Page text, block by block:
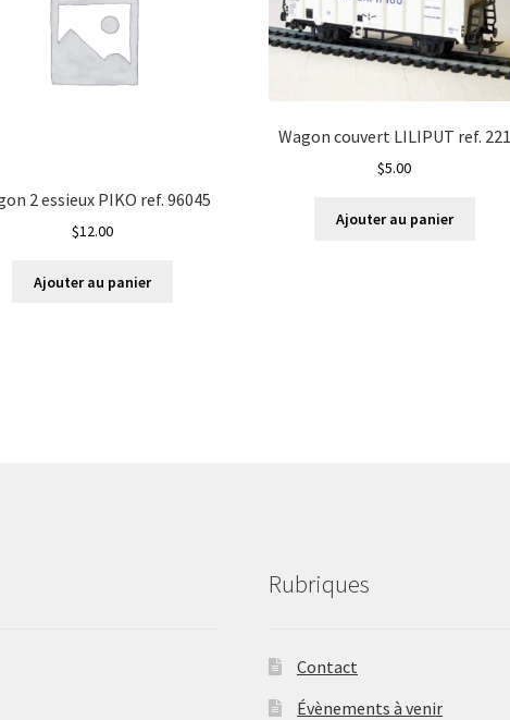
2 essieux PIKO ref. 96045
$12.00
Ajouter au panier
Wagon couvert LILIPUT ref. 221
$5.00
Ajouter au panier
Rubriques
Contact
Évènements à venir